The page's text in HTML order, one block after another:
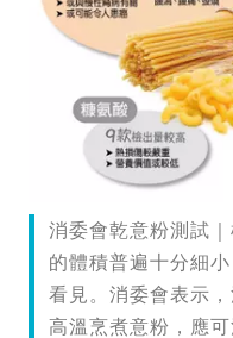
消委會乾意粉測試
的體積普遍十分細
看見。消委會表示
高溫烹煮意粉，應